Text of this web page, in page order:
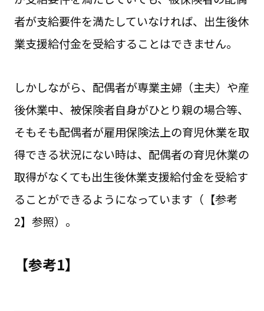
者が支給要件を満たしていなければ、出生後休
業支援給付金を受給することはできません。
しかしながら、配偶者が専業主婦（主夫）や産
後休業中、被保険者自身がひとり親の場合等、
そもそも配偶者が雇用保険法上の育児休業を取
得できる状況にない時は、配偶者の育児休業の
取得がなくても出生後休業支援給付金を受給す
ることができるようになっています（【参考
2】参照）。
【参考1】